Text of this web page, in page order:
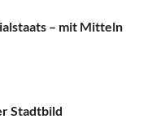
– mit Mitteln
Stadtbild